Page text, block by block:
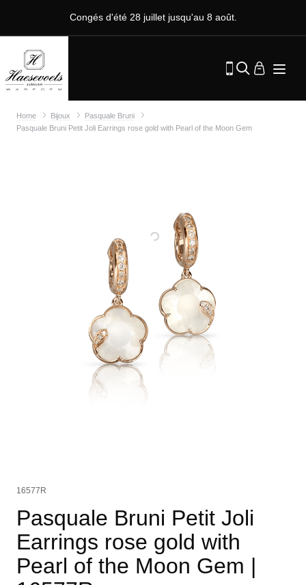
Congés d'été 28 juillet jusqu'au 8 août.
Home Bijoux
Pasquale Bruni
Pasquale Bruni Petit Joli Earrings rose gold with Pearl of the Moon Gem
16577R
Pasquale Bruni Petit Joli
Earrings rose gold with
Pearl of the Moon Gem |